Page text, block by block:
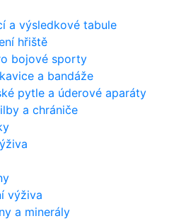
a výsledkové tabule
hřiště
bojové sporty
a bandáže
pytle a úderové aparáty
a chrániče
výživa
a minerály